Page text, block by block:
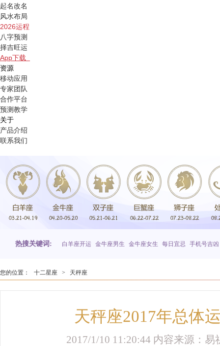
起名改名
风水布局
2026运程
八字预测
择吉旺运
App下载
资源
移动应用
专家团队
合作平台
预测教学
关于
产品介绍
联系我们
热搜关键词: 白羊座开运 金牛座男生 金牛座女生 每日宜忌 手机号吉凶
您的位置： 十二星座 > 天秤座
天秤座2017年总体
2017/1/10 11:20:44 内容来源：